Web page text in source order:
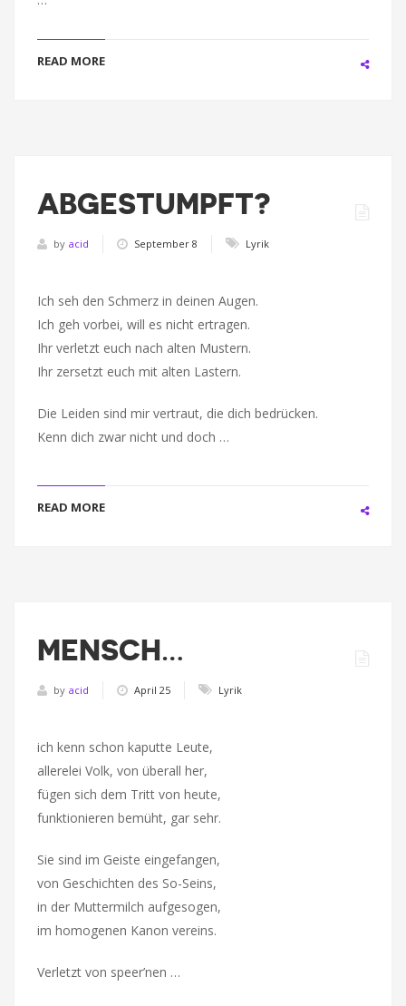
READ MORE
ABGESTUMPFT?
by acid September 8 Lyrik
Ich seh den Schmerz in deinen Augen.
Ich geh vorbei, will es nicht ertragen.
Ihr verletzt euch nach alten Mustern.
Ihr zersetzt euch mit alten Lastern.
Die Leiden sind mir vertraut, die dich bedrücken.
Kenn dich zwar nicht und doch …
READ MORE
MENSCH…
by acid April 25 Lyrik
ich kenn schon kaputte Leute,
allerelei Volk, von überall her,
fügen sich dem Tritt von heute,
funktionieren bemüht, gar sehr.
Sie sind im Geiste eingefangen,
von Geschichten des So-Seins,
in der Muttermilch aufgesogen,
im homogenen Kanon vereins.
Verletzt von speer’nen …